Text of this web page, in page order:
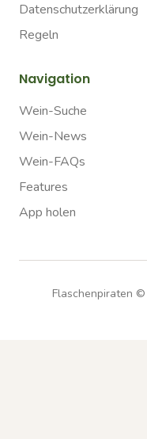
Datenschutzerklärung
Regeln
Navigation
Wein-Suche
Wein-News
Wein-FAQs
Features
App holen
Flaschenpiraten ©